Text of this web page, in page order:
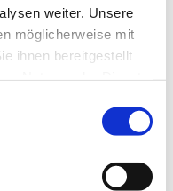
weiter. Unsere
möglicherweise mit
ihnen bereitgestellt